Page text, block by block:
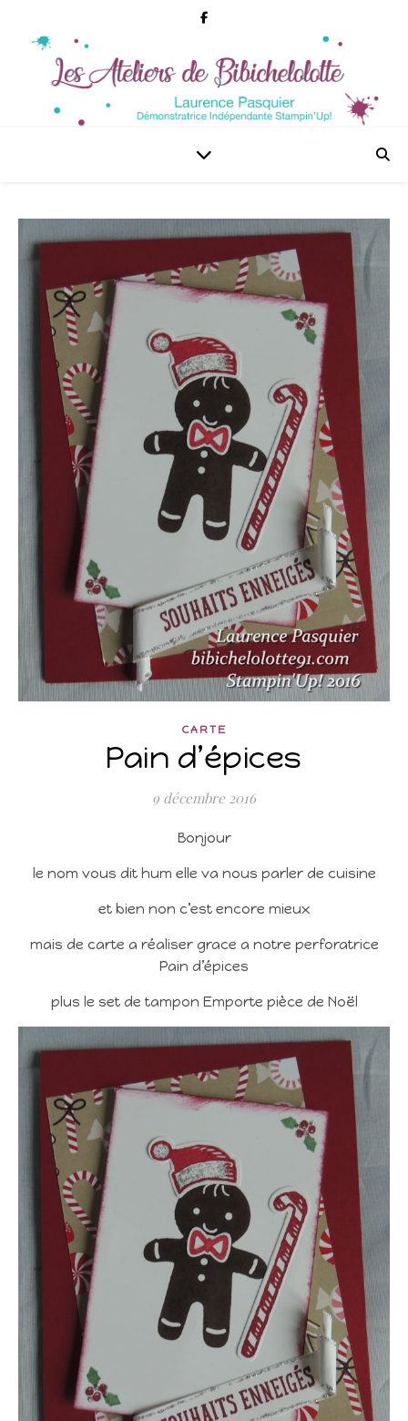
CARTE
Pain d’épices
9 décembre 2016
Bonjour
le nom vous dit hum elle va nous parler de cuisine
et bien non c’est encore mieux
mais de carte a réaliser grace a notre perforatrice
Pain d’épices
plus le set de tampon Emporte pièce de Noël